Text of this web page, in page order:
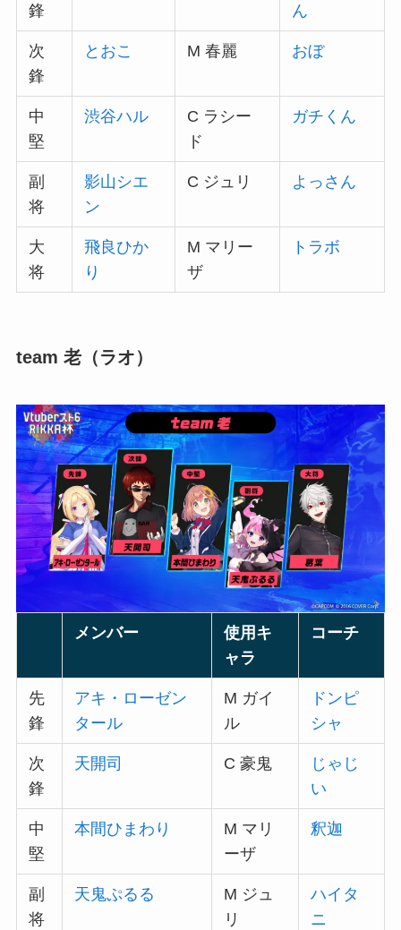
鋒
ん
次
鋒
とおこ M 春麗 おぼ
中
堅
渋谷ハル
C ラシー
ド
ガチくん
副
将
影山シエ
ン
C ジュリ よっさん
大
将
飛良ひか
り
M マリー
ザ
トラボ
team 老（ラオ）
メンバー
使用キ
ャラ
コーチ
先
鋒
アキ・ローゼン
タール
M ガイ
ル
ドンピ
シャ
次
鋒
天開司 C 豪鬼
じゃじ
い
中
堅
本間ひまわり
M マリ
ーザ
釈迦
副
将
天鬼ぷるる
M ジュ
リ
ハイタ
ニ